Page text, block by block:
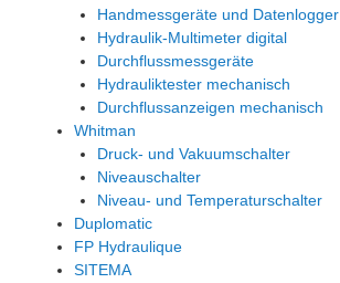
Handmessgeräte und Datenlogger
Hydraulik-Multimeter digital
Durchflussmessgeräte
Hydrauliktester mechanisch
Durchflussanzeigen mechanisch
Whitman
Druck- und Vakuumschalter
Niveauschalter
Niveau- und Temperaturschalter
Duplomatic
FP Hydraulique
SITEMA